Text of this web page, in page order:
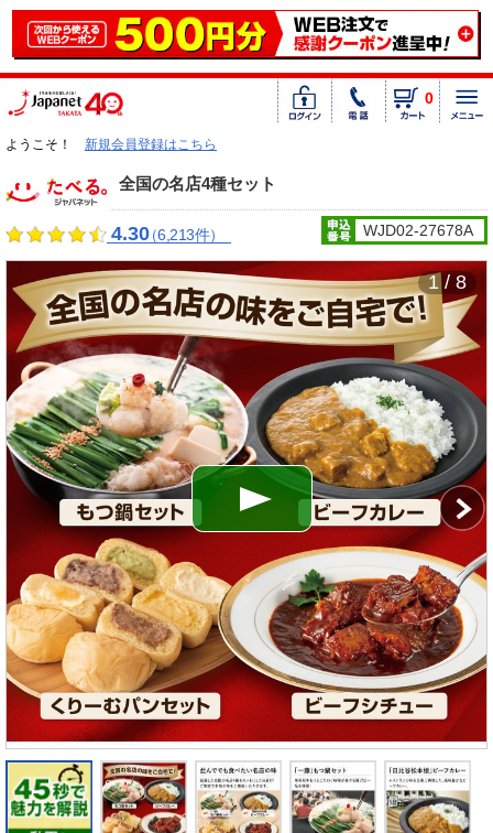
0
ようこそ！ 新規会員登録はこちら
全国の名店4種セット
4.30（6,213件） WJD02-27678A
1 / 8